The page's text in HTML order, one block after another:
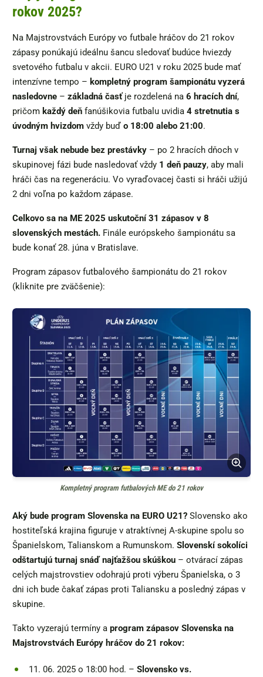
rokov 2025?
Na Majstrovstvách Európy vo futbale hráčov do 21 rokov
zápasy ponúkajú ideálnu šancu sledovať budúce hviezdy
svetového futbalu v akcii. EURO U21 v roku 2025 bude mať
intenzívne tempo – kompletný program šampionátu vyzerá
nasledovne – základná časťje rozdelená na 6 hracích dní,
pričom každý deň fanúšikovia futbalu uvidia 4 stretnutia s
úvodným hvizdom vždy buď o 18:00 alebo 21:00.
Turnaj však nebude bez prestávky – po 2 hracích dňoch v
skupinovej fázi bude nasledovať vždy 1 deň pauzy, aby mali
hráči čas na regeneráciu. Vo vyraďovacej časti si hráči užijú
2 dni voľna po každom zápase.
Celkovo sa na ME 2025 uskutoční 31 zápasov v 8
slovenských mestách. Finále európskeho šampionátu sa
bude konať 28. júna v Bratislave.
Program zápasov futbalového šampionátu do 21 rokov
(kliknite pre zväčšenie):
Kompletný program futbalových ME do 21 rokov
Aký bude program Slovenska na EURO U21? Slovensko ako
hostiteľská krajina figuruje v atraktívnej A-skupine spolu so
Španielskom, Talianskom a Rumunskom. Slovenskí sokolíci
odštartujú turnaj snáď najťažšou skúškou – otvárací zápas
celých majstrovstiev odohrajú proti výberu Španielska, o 3
dni ich bude čakať zápas proti Taliansku a posledný zápas v
skupine.
Takto vyzerajú termíny a program zápasov Slovenska na
Majstrovstvách Európy hráčov do 21 rokov:
11. 06. 2025 o 18:00 hod. – Slovensko vs.